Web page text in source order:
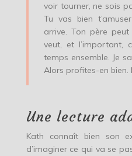
voir tourner, ne sois
Tu vas bien
arrive. Ton père
veut, et l’important,
temps ensemble. Je
Alors profites-en bien.
Une lecture
Kath connaît bien son
d’imaginer ce qui va se